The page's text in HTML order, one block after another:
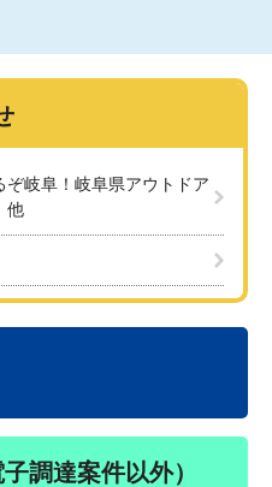
岐阜！岐阜県アウトドア
他
調達案件以外）